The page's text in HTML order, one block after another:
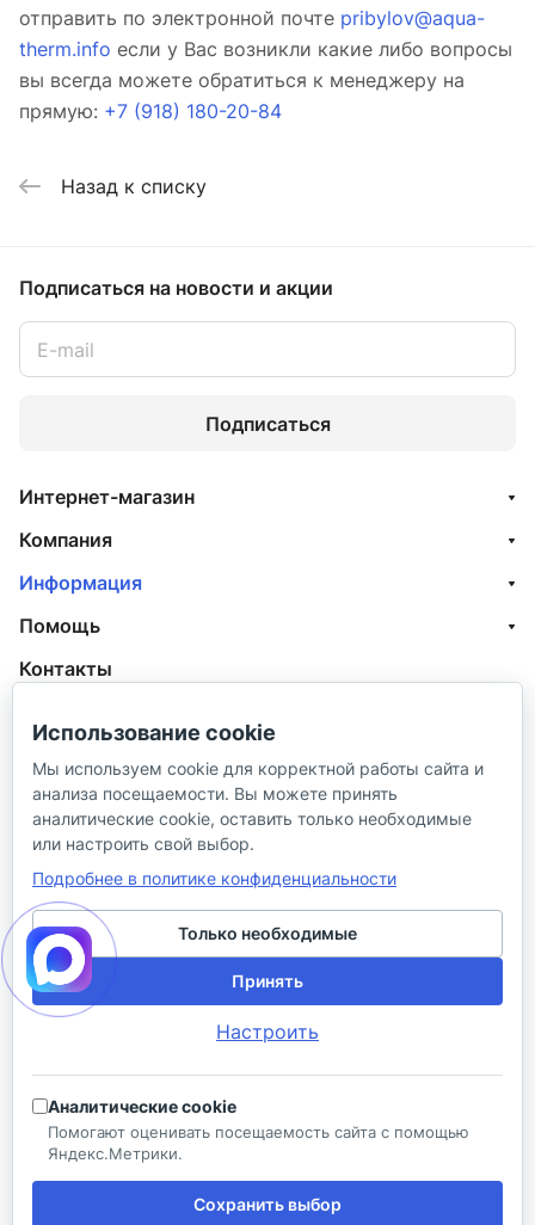
отправить по электронной почте pribylov@aqua-
therm.info если у Вас возникли какие либо вопросы
вы всегда можете обратиться к менеджеру на
прямую: +7 (918) 180-20-84
Назад к списку
Подписаться на новости и акции
Подписаться
Интернет-магазин
Компания
Информация
Помощь
Контакты
г. Краснодар (Центр),
ул. Чкалова, 167
© 2026 ИП Сибирцев И. В.
Разработано в
Использование cookie
Мы используем cookie для корректной работы сайта и
анализа посещаемости. Вы можете принять
аналитические cookie, оставить только необходимые
или настроить свой выбор.
Подробнее в политике конфиденциальности
Только необходимые
Принять
Настроить
Аналитические cookie
Помогают оценивать посещаемость сайта с помощью
Яндекс.Метрики.
Сохранить выбор